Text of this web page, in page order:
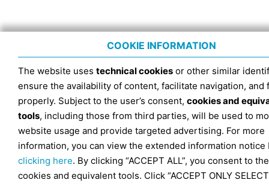
COOKIE INFORMATION
The website uses technical cookies or other similar
ensure the availability of content, facilitate navigation, and
properly. Subject to the user’s consent, cookies and
tools, including those from third parties, will be used to
website usage and provide targeted advertising. For more
information, you can view the extended information notice
clicking here. By clicking “ACCEPT ALL”, you consent to
cookies and equivalent tools. Click “ACCEPT ONLY